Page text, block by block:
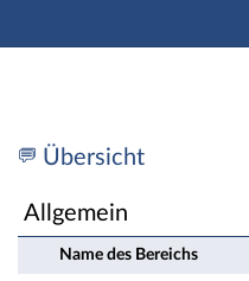
Einrichtung: Lern- und
Übersicht
Allgemein
Name des Bereichs